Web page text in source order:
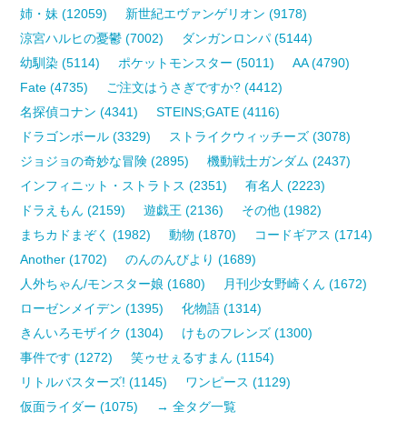
姉・妹 (12059)
新世紀エヴァンゲリオン (9178)
涼宮ハルヒの憂鬱 (7002)
ダンガンロンパ (5144)
幼馴染 (5114)
ポケットモンスター (5011)
AA (4790)
Fate (4735)
ご注文はうさぎですか? (4412)
名探偵コナン (4341)
STEINS;GATE (4116)
ドラゴンボール (3329)
ストライクウィッチーズ (3078)
ジョジョの奇妙な冒険 (2895)
機動戦士ガンダム (2437)
インフィニット・ストラトス (2351)
有名人 (2223)
ドラえもん (2159)
遊戯王 (2136)
その他 (1982)
まちカドまぞく (1982)
動物 (1870)
コードギアス (1714)
Another (1702)
のんのんびより (1689)
人外ちゃん/モンスター娘 (1680)
月刊少女野崎くん (1672)
ローゼンメイデン (1395)
化物語 (1314)
きんいろモザイク (1304)
けものフレンズ (1300)
事件です (1272)
笑ゥせぇるすまん (1154)
リトルバスターズ! (1145)
ワンピース (1129)
仮面ライダー (1075)
→ 全タグ一覧